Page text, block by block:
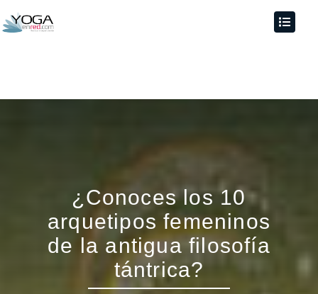
¿Conoces los 10
arquetipos femeninos
de la antigua filosofía
tántrica?